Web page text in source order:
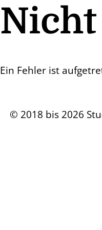
Ein Fehler ist
© 2018 bis 2026